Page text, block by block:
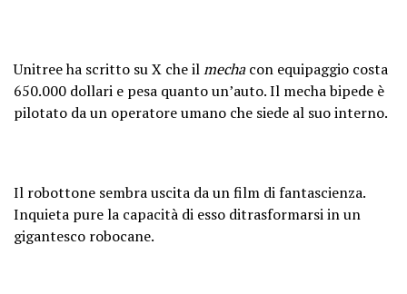
Unitree ha scritto su X che ilmechacon equipaggio costa
650.000 dollari e pesa quanto un’auto. Il mecha bipede è
pilotato da un operatore umano che siede al suo interno.
Il robottone sembra uscita da un film di fantascienza.
Inquieta pure la capacità di esso ditrasformarsi in un
gigantesco robocane.